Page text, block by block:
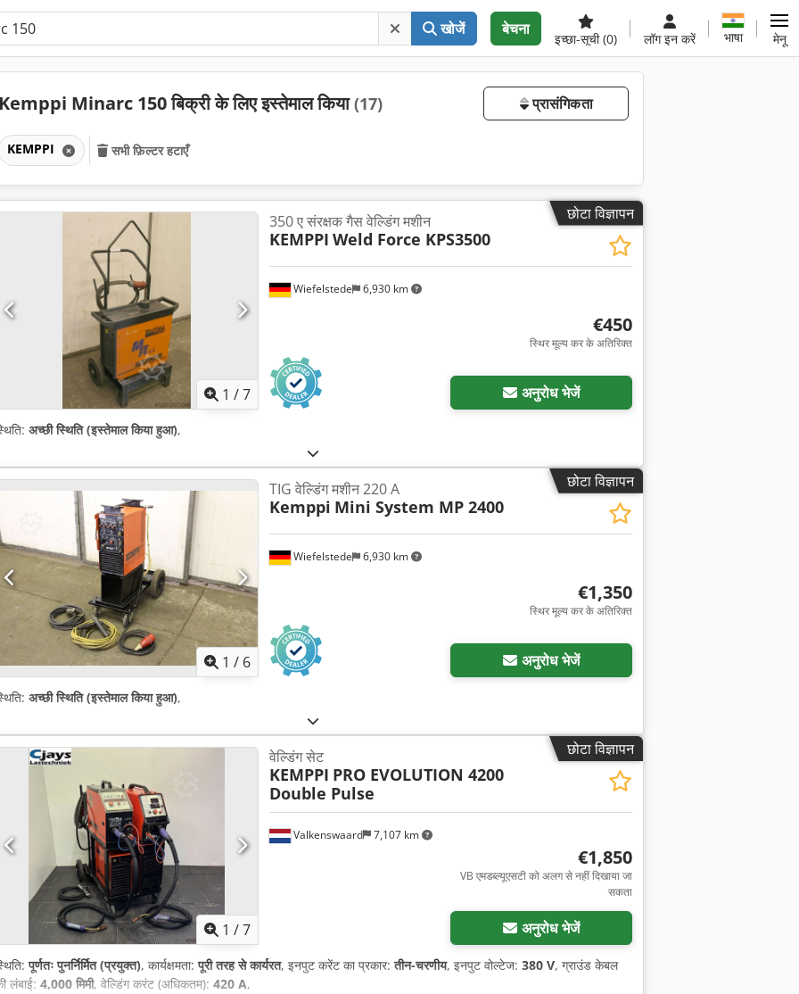
खोजें बेचना
इच्छा-सूची(0) लॉग इन करें भाषा मेनू
Minarc 150 बिक्री के लिए इस्तेमाल किया(17) प्रासंगिकता
KEMPPI सभी फ़िल्टर हटाएँ
छोटा विज्ञापन
1 /7
Wiefelstede 6,930 km
350 ए संरक्षक गैस वेल्डिंग मशीन
KEMPPI Weld Force KPS3500
€450
स्थिर मूल्य कर के अतिरिक्त
अनुरोध भेजें
अच्छी स्थिति (इस्तेमाल किया हुआ),
छोटा विज्ञापन
1 / 6
Wiefelstede 6,930 km
TIG वेल्डिंग मशीन 220 A
Kemppi Mini System MP 2400
€1,350
स्थिर मूल्य कर के अतिरिक्त
अनुरोध भेजें
अच्छी स्थिति (इस्तेमाल किया हुआ),
छोटा विज्ञापन
1 /7
Valkenswaard 7,107 km
वेल्डिंग सेट
KEMPPI PRO EVOLUTION 4200
Double Pulse
€1,850
VB एमडब्ल्यूएसटी को अलग से नहीं दिखाया जा
सकता
अनुरोध भेजें
पूर्णतः पुनर्निर्मित (प्रयुक्त), कार्यक्षमता:पूरी तरह से कार्यरत, इनपुट करेंट का प्रकार:तीन-चरणीय, इनपुट वोल्टेज: 380 V, ग्राउंड केबल
लंबाई: 4,000 मिमी, वेल्डिंग करंट (अधिकतम): 420 A,